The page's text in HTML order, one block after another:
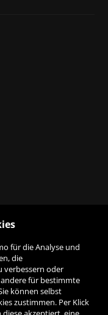
für die Analyse und
die
verbessern oder
für bestimmte
können selbst
zustimmen. Per Klick